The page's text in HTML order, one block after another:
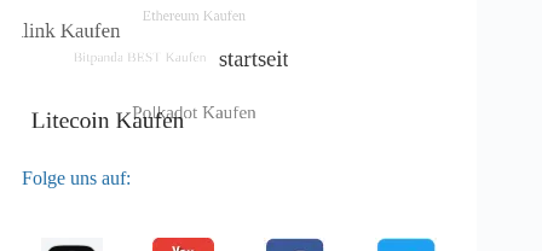
Folge uns auf: